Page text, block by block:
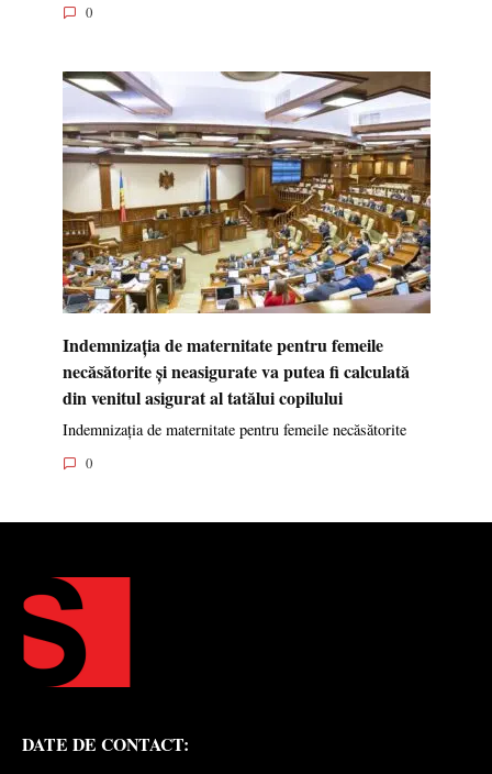
0
Indemnizația de maternitate pentru femeile
necăsătorite și neasigurate va putea fi calculată
din venitul asigurat al tatălui copilului
Indemnizația de maternitate pentru femeile necăsătorite
0
DATE DE CONTACT: